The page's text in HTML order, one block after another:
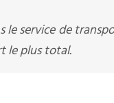
le service de
le plus total.